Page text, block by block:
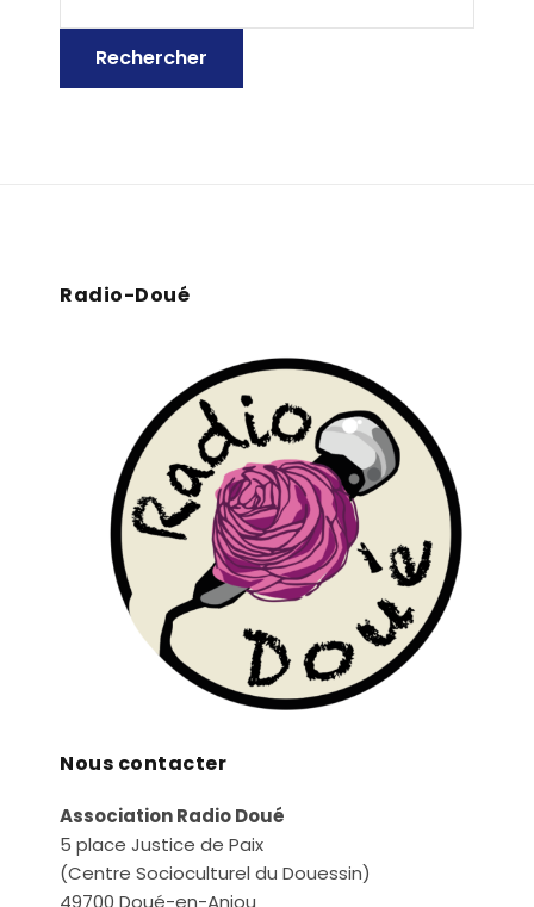
Radio-Doué
Nous contacter
Association Radio Doué
5 place Justice de Paix
(Centre Socioculturel du Douessin)
49700 Doué-en-Anjou